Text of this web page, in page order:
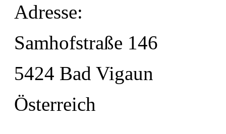
Adresse:
Samhofstraße 146
5424 Bad Vigaun
Österreich